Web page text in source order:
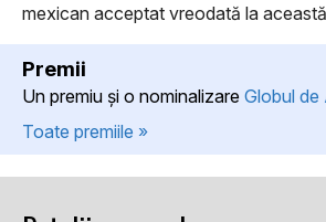
mexican acceptat vreodată la
Premii
Un premiu şi o nominalizare Globul de
Toate premiile »